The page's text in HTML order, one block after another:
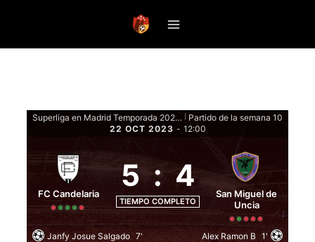
Superliga en Madrid Temporada 2023 Clausura - Fase de grupos
Partido de la semana 10
22 OCT 2023 - 12:00
FC Candelaria
5 : 4
TIEMPO COMPLETO
San Miguel de
Uncia
Janfy Josue Salgado 7'
Alex Ramon B 1'